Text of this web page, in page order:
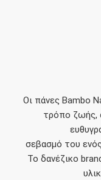
Οι πάνες Bambo
τρόπο ζωής,
σεβασμό του
Το δανέζικο